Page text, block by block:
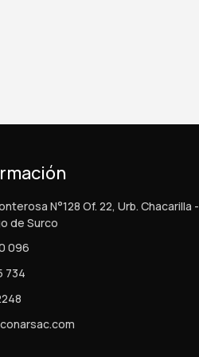
N°128 Of. 22, Urb. Chacarilla -
de Surco
096
734